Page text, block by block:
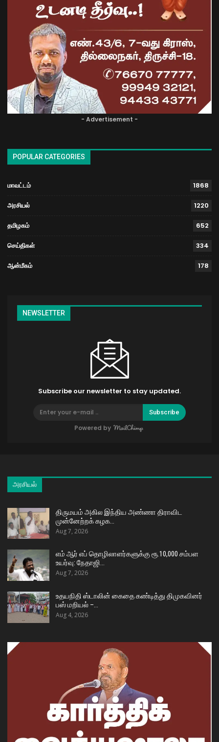
- Advertisement -
POPULAR CATEGORIES
மாவட்டம் 1868
அரசியல் 1220
தமிழகம் 652
செய்திகள் 334
ஆன்மீகம் 178
NEWSLETTER
Subscribe our newsletter to stay updated.
Subscribe
Powered by
அரசியல்
திருமயம் அகில இந்திய அண்ணா திராவிட
முன்னேற்றக் கழக…
Aug 7, 2026
எம் ஆர் எப் தொழிலாளர்களுக்கு ரூ.10,000 சம்பள
உயர்வு: நேதாஜி…
Aug 7, 2026
உதயநிதி ஸ்டாலின் கைதை கண்டித்து திமுகவினர்
பஸ் மறியல் –…
Aug 4, 2026